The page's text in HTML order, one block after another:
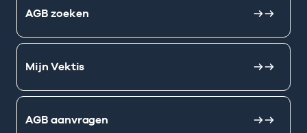
AGB zoeken
Mijn Vektis
AGB aanvragen